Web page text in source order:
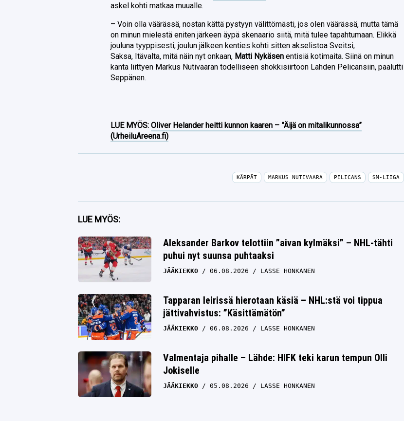
askel kohti matkaa muualle.
– Voin olla väärässä, nostan kättä pystyyn välittömästi, jos olen väärässä, mutta tämä
on minun mielestä eniten järkeen äypä skenaario siitä, mitä tulee tapahtumaan. Elikkä
jouluna tyyppisesti, joulun jälkeen kenties kohti sitten akselistoa Sveitsi,
Saksa, Itävalta, mitä näin nyt onkaan, Matti Nykäsen entisiä kotimaita. Siinä on minun
kanta liittyen Markus Nutivaaran todelliseen shokkisiirtoon Lahden Pelicansiin, paalutti
Seppänen.
LUE MYÖS:Oliver Helander heitti kunnon kaaren – ”Äijä on mitalikunnossa”
(UrheiluAreena.fi)
Facebook
Twitter
Whatsapp
KÄRPÄT MARKUS NUTIVAARA PELICANS SM-LIIGA
LUE MYÖS:
Aleksander Barkov telottiin ”aivan kylmäksi” – NHL-tähti
puhui nyt suunsa puhtaaksi
JÄÄKIEKKO 06.08.2026 LASSE HONKANEN
Tapparan leirissä hierotaan käsiä – NHL:stä voi tippua
jättivahvistus: ”Käsittämätön”
JÄÄKIEKKO 06.08.2026 LASSE HONKANEN
Valmentaja pihalle – Lähde: HIFK teki karun tempun Olli
Jokiselle
JÄÄKIEKKO 05.08.2026 LASSE HONKANEN